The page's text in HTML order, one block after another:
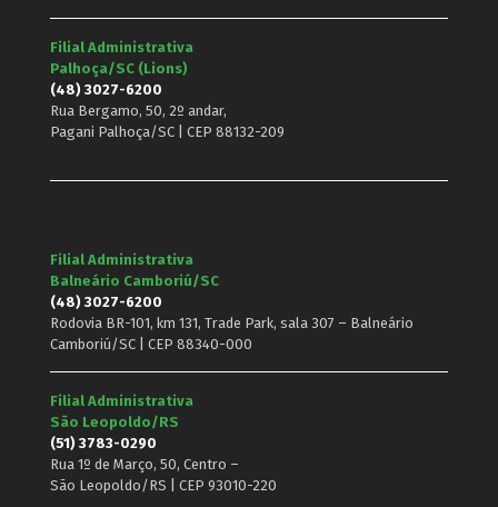
Filial Administrativa
Palhoça/SC (Lions)
(48) 3027-6200
Rua Bergamo, 50, 2º andar,
Pagani Palhoça/SC | CEP 88132-209
Filial Administrativa
Balneário Camboriú/SC
(48) 3027-6200
Rodovia BR-101, km 131, Trade Park, sala 307 – Balneário
Camboriú/SC | CEP 88340-000
Filial Administrativa
São Leopoldo/RS
(51) 3783-0290
Rua 1º de Março, 50, Centro –
São Leopoldo/RS | CEP 93010-220